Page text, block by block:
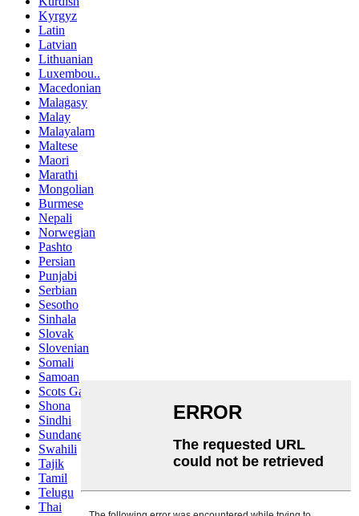
Kyrgyz
Latin
Latvian
Lithuanian
Luxembou..
Macedonian
Malagasy
Malay
Malayalam
Maltese
Maori
Marathi
Mongolian
Burmese
Nepali
Norwegian
Pashto
Persian
Punjabi
Serbian
Sesotho
Sinhala
Slovak
Slovenian
Somali
Samoan
Scots Gaelic
Shona
Sindhi
Sundanese
Swahili
Tajik
Tamil
Telugu
Thai